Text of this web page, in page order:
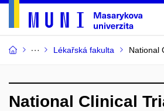
Lékařská fakulta National
National Clinical